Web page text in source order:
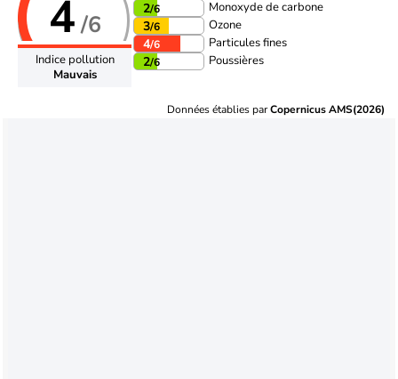
4/6
Indice pollution
Mauvais
2/6 Monoxyde de carbone
3/6 Ozone
4/6 Particules fines
2/6 Poussières
Données établies parCopernicus AMS(2026)